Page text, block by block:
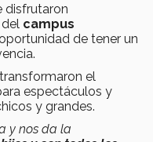
disfrutaron
del campus
de tener un
el
espectáculos y
y grandes.
y nos da la